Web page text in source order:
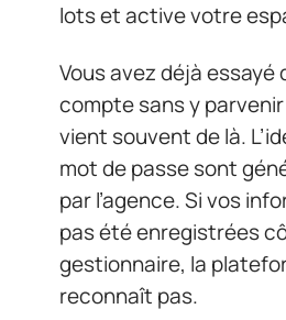
lots et active votre
Vous avez déjà essayé
compte sans y
vient souvent de là.
mot de passe sont
par l’agence. Si vos
pas été enregistrées
gestionnaire, la
reconnaît pas.